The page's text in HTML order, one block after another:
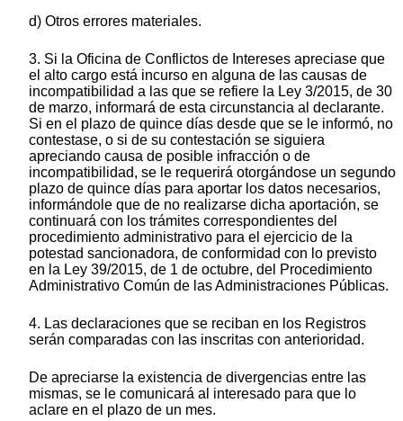
d) Otros errores materiales.
3. Si la Oficina de Conflictos de Intereses apreciase que
el alto cargo está incurso en alguna de las causas de
incompatibilidad a las que se refiere la Ley 3/2015, de 30
de marzo, informará de esta circunstancia al declarante.
Si en el plazo de quince días desde que se le informó, no
contestase, o si de su contestación se siguiera
apreciando causa de posible infracción o de
incompatibilidad, se le requerirá otorgándose un segundo
plazo de quince días para aportar los datos necesarios,
informándole que de no realizarse dicha aportación, se
continuará con los trámites correspondientes del
procedimiento administrativo para el ejercicio de la
potestad sancionadora, de conformidad con lo previsto
en la Ley 39/2015, de 1 de octubre, del Procedimiento
Administrativo Común de las Administraciones Públicas.
4. Las declaraciones que se reciban en los Registros
serán comparadas con las inscritas con anterioridad.
De apreciarse la existencia de divergencias entre las
mismas, se le comunicará al interesado para que lo
aclare en el plazo de un mes.